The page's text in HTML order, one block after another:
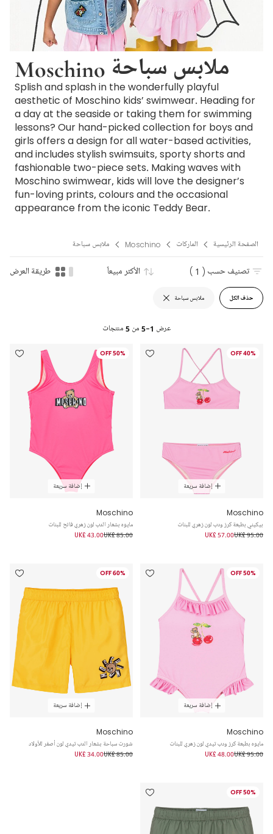
Moschino ملابس سباحة
Splish and splash in the wonderfully playful
aesthetic of Moschino kids’ swimwear. Heading for
a day at the seaside or taking them for swimming
lessons? Our hand-picked collection for boys and
girls offers a design for all water-based activities,
and includes stylish swimsuits, sporty shorts and
fashionable two-piece sets. Making waves with
Moschino swimwear, kids will love the designer’s
fun-loving prints, colours and the occasional
appearance from the iconic Teddy Bear.
الصفحة الرئيسية الماركات Moschino ملابس سباحة
حذف الكل ملابس سباحة
تصنيف حسب ( 1 ) الأكثر مبيعاً طريقة العرض
عرض 1-5 من 5 منتجات
40% OFF
إضافة سريعة
Moschino
بيكيني بطبعة كرز ودب لون زهري للبنات
UK£ 95.00
UK£ 57.00
50% OFF
إضافة سريعة
Moschino
مايوه بشعار الدب لون زهري فاتح للبنات
UK£ 85.00
UK£ 43.00
50% OFF
إضافة سريعة
Moschino
مايوه بطبعة كرز ودب تيدي لون زهري للبنات
UK£ 95.00
UK£ 48.00
60% OFF
إضافة سريعة
Moschino
شورت سباحة بشعار الدب تيدي لون أصفر للأولاد
UK£ 85.00
UK£ 34.00
50% OFF